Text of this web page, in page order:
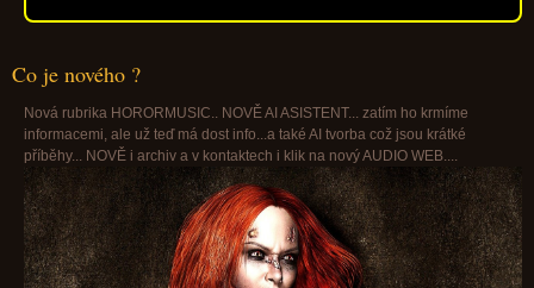
Co je nového ?
Nová rubrika HORORMUSIC.. NOVĚ AI ASISTENT... zatím ho krmíme
informacemi, ale už teď má dost info...a také AI tvorba což jsou krátké
příběhy... NOVĚ i archiv a v kontaktech i klik na nový AUDIO WEB....